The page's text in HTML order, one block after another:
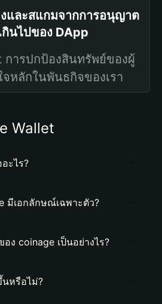
และสแกมจากการอนุญาต
กินไปของ DApp
การปกป้องสินทรัพย์ของผู้
หลักในพันธกิจของเรา
Wallet
ะไร?
มีเอกลักษณ์เฉพาะตัว?
ง coinage เป็นอย่างไร?
นหรือไม่?